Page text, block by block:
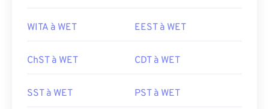
WITA à WET EEST à WET
ChST à WET CDT à WET
SST à WET PST à WET